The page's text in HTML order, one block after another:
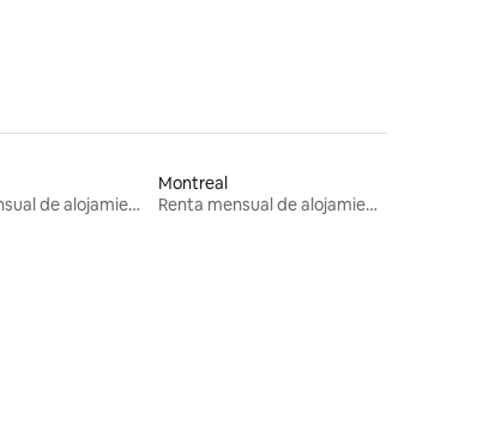
Renta mensual de alojamientos
Montreal
Renta mensual de alojamientos